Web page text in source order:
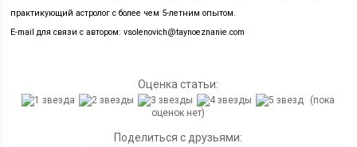
практикующий астролог с более чем 5-летним опытом.
E-mail для связи с автором: vsolenovich@taynoeznanie.com
Оценка статьи:
(пока
оценок нет)
Поделиться с друзьями: